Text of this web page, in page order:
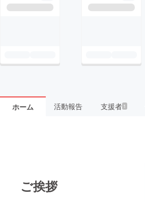
ホーム 活動報告 支援者 1
ご挨拶